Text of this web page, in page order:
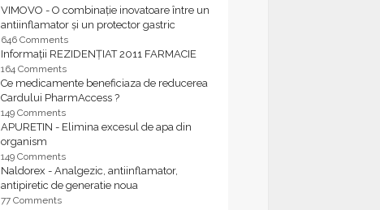
VIMOVO - O combinație inovatoare între un
antiinflamator și un protector gastric
646 Comments
Informații REZIDENȚIAT 2011 FARMACIE
164 Comments
Ce medicamente beneficiaza de reducerea
Cardului PharmAccess ?
149 Comments
APURETIN - Elimina excesul de apa din
organism
149 Comments
Naldorex - Analgezic, antiinflamator,
antipiretic de generatie noua
77 Comments